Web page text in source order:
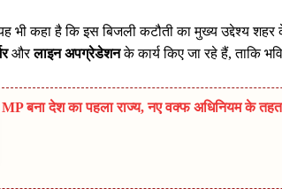
भी कहा है कि इस बिजली कटौती का मुख्य उद्देश्य
औरलाइन अपग्रेडेशनके कार्य किए जा रहे हैं, ताकि
MP बना देश का पहला राज्य, नए वक्फ अधिनियम के तहत